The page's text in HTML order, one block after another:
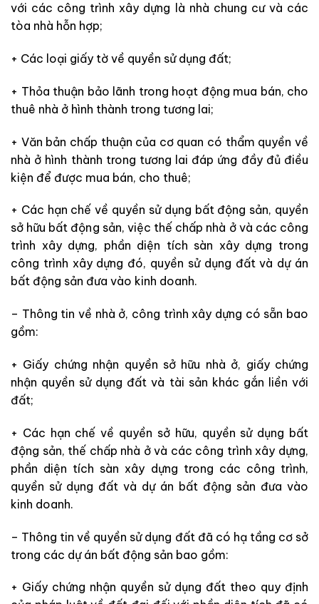
với các công trình xây dựng là nhà chung cư và các
tòa nhà hỗn hợp;
+ Các loại giấy tờ về quyền sử dụng đất;
+ Thỏa thuận bảo lãnh trong hoạt động mua bán, cho
thuê nhà ở hình thành trong tương lai;
+ Văn bản chấp thuận của cơ quan có thẩm quyền về
nhà ở hình thành trong tương lai đáp ứng đầy đủ điều
kiện để được mua bán, cho thuê;
+ Các hạn chế về quyền sử dụng bất động sản, quyền
sở hữu bất động sản, việc thế chấp nhà ở và các công
trình xây dựng, phần diện tích sàn xây dựng trong
công trình xây dựng đó, quyền sử dụng đất và dự án
bất động sản đưa vào kinh doanh.
– Thông tin về nhà ở, công trình xây dựng có sẵn bao
gồm:
+ Giấy chứng nhận quyền sở hữu nhà ở, giấy chứng
nhận quyền sử dụng đất và tài sản khác gắn liền với
đất;
+ Các hạn chế về quyền sở hữu, quyền sử dụng bất
động sản, thế chấp nhà ở và các công trình xây dựng,
phần diện tích sàn xây dựng trong các công trình,
quyền sử dụng đất và dự án bất động sản đưa vào
kinh doanh.
– Thông tin về quyền sử dụng đất đã có hạ tầng cơ sở
trong các dự án bất động sản bao gồm:
+ Giấy chứng nhận quyền sử dụng đất theo quy định